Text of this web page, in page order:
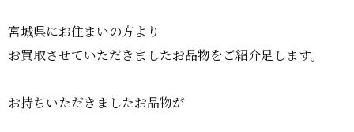
宮城県にお住まいの方より
お買取させていただきましたお品物をご紹介足します。
お持ちいただきましたお品物が